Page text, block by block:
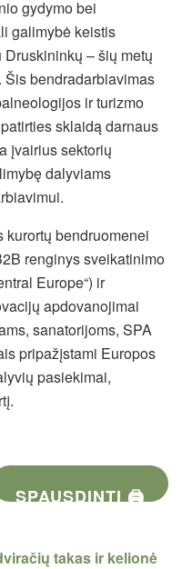
gydymo bei
galimybė keistis
– šių metų
bendradarbiavimas
ir turizmo
sklaidą darnaus
įvairius sektorių
dalyviams
kurortų bendruomenei
renginys sveikatinimo
Europe“) ir
apdovanojimai
sanatorijoms, SPA
pripažįstami Europos
pasiekimai,
SPAUSDINTI 🖨
takas ir kelionė